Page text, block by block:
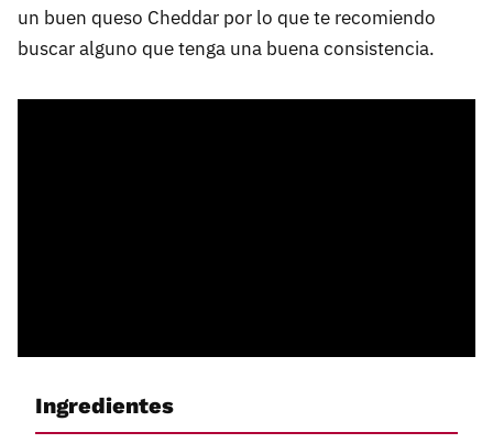
un buen queso Cheddar por lo que te recomiendo
buscar alguno que tenga una buena consistencia.
Ingredientes